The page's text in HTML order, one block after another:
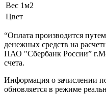
Вес 1м2
Цвет
“Оплата производится
денежных средств на
ПАО "Сбербанк России”
счета.
Информация о зачислении
обновляется в режиме